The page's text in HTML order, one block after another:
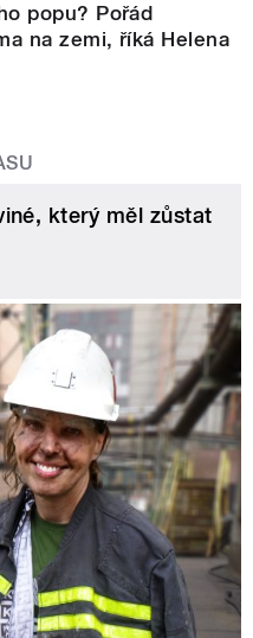
popu? Pořád
na zemi, říká Helena
který měl zůstat